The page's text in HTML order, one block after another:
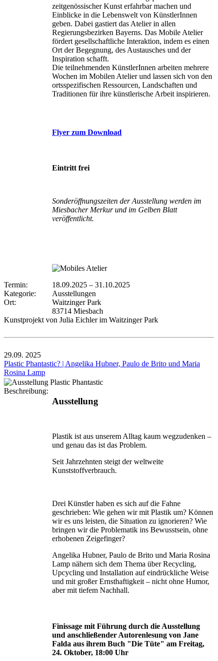
zeitgenössischer Kunst erfahrbar machen und
Einblicke in die Lebenswelt von KünstlerInnen
geben. Dabei gastiert das Atelier in allen
Regierungsbezirken Bayerns. Das Mobile Atelier
fördert gesellschaftliche Interaktion, indem es einen
Ort der Begegnung, des Austausches und der
Inspiration schafft.
Die teilnehmenden KünstlerInnen arbeiten mehrere
Wochen im Mobilen Atelier und lassen sich von den
ortsspezifischen Ressourcen, Landschaften und
Traditionen für ihre künstlerische Arbeit inspirieren.
Flyer zum Download
Eintritt frei
Sonderöffnungszeiten der Ausstellung werden im
Miesbacher Merkur und im Gelben Blatt
veröffentlicht.
Termin: 18.09.2025 – 31.10.2025
Kategorie:
Ausstellungen
Ort:
Waitzinger Park
83714 Miesbach
Kunstprojekt von Julia Eichler im Waitzinger Park
29.09. 2025
Plastic Phantastic? | Angelika Hubner, Paulo de Brito und Maria
Rosina Lamp
Beschreibung:
Ausstellung
Plastik ist aus unserem Alltag kaum wegzudenken –
und genau das ist das Problem.
Seit Jahrzehnten steigt der weltweite
Kunststoffverbrauch.
Drei Künstler haben es sich auf die Fahne
geschrieben: Wie gehen wir mit Plastik um? Können
wir es uns leisten, die Situation zu ignorie­ren? Wie
bringen wir die Problematik ins Bewusstsein, ohne
erhobenen Zeigefinger?
Angelika Hubner, Paulo de Brito und Maria Rosina
Lamp nähern sich dem Thema über Recycling,
Upcycling und Installation auf eindrückliche Weise
und mit großer Ernst­haftigkeit – nicht ohne Humor,
aber mit tiefem Nachhall.
Finissage mit Führung durch die Ausstellung
und anschließender Autorenlesung von Jane
Falda aus ihrem Buch "Die Tüte" am Freitag,
24. Oktober, 18:00 Uhr